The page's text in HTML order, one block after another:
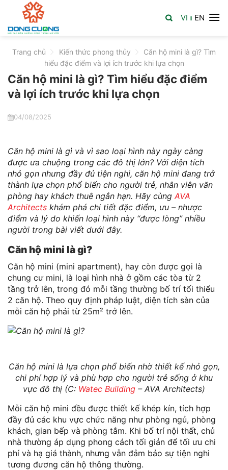
content
VI | EN
Trang chủ > Kiến thức phong thủy >
Căn hộ mini là gì? Tìm
hiểu đặc điểm và lợi ích trước khi lựa chọn
Căn hộ mini là gì? Tìm hiểu đặc điểm
và lợi ích trước khi lựa chọn
04/08/2025
Căn hộ mini là gì và vì sao loại hình này ngày càng
được ưa chuộng trong các đô thị lớn? Với diện tích
nhỏ gọn nhưng đầy đủ tiện nghi, căn hộ mini đang trở
thành lựa chọn phổ biến cho người trẻ, nhân viên văn
phòng hay khách thuê ngắn hạn. Hãy cùng AVA
Architects khám phá chi tiết đặc điểm, ưu – nhược
điểm và lý do khiến loại hình này “được lòng” nhiều
người trong bài viết dưới đây.
Căn hộ mini là gì?
Căn hộ mini (mini apartment), hay còn được gọi là
chung cư mini, là loại hình nhà ở gồm các tòa từ 2
tầng trở lên, trong đó mỗi tầng thường bố trí tối thiểu
2 căn hộ. Theo quy định pháp luật, diện tích sàn của
mỗi căn hộ phải từ 25m² trở lên.
Căn hộ mini là lựa chọn phổ biến nhờ thiết kế nhỏ gọn,
chi phí hợp lý và phù hợp cho người trẻ sống ở khu
vực đô thị (C: Watec Building – AVA Architects)
Mỗi căn hộ mini đều được thiết kế khép kín, tích hợp
đầy đủ các khu vực chức năng như phòng ngủ, phòng
khách, gian bếp và phòng tắm. Khi bố trí nội thất, chủ
nhà thường áp dụng phong cách tối giản để tối ưu chi
phí và hạ giá thành, nhưng vẫn đảm bảo sự tiện nghi
tương đương căn hộ thông thường.